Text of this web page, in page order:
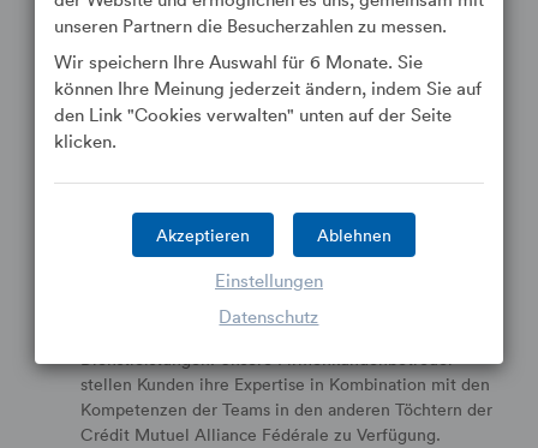
Strategie
Unsere Strategie basiert auf den Werten Kundennähe,
Reaktionsschnelligkeit und Kompetenz. Dadurch
konnten wir uns als die Referenzbank für
Fédérale positionieren.
Lösungen für Unternehmen
Wir unterstützen unsere Kunden mit unserem Know-
how bei der Umsetzung ihrer Strategie, der
Finanzierung von Investitionen und mit
Dienstleistungen. Unsere Firmenkundenbetreuer
stellen Kunden ihre Expertise in Kombination mit den
Kompetenzen der Teams in den anderen Töchtern der
Crédit Mutuel Alliance Fédérale zu Verfügung.
unseren Partnern die Besucherzahlen zu messen.
Wir speichern Ihre Auswahl für 6 Monate. Sie
können Ihre Meinung jederzeit ändern, indem Sie auf
den Link "Cookies verwalten" unten auf der Seite
klicken.
Akzeptieren Ablehnen
Einstellungen
Datenschutz